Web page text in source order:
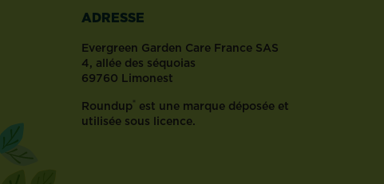
être
gênantes
car
elles
se
répandent
très
ADRESSE
Evergreen Garden Care France SAS
4, allée des séquoias
69760 Limonest
Roundup® est une marque déposée et
utilisée sous licence.